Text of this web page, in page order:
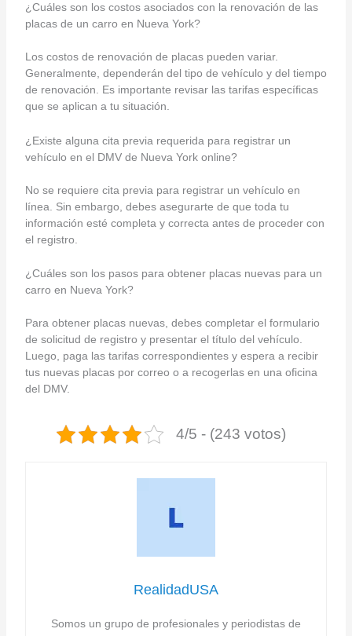
¿Cuáles son los costos asociados con la renovación de las
placas de un carro en Nueva York?
Los costos de renovación de placas pueden variar.
Generalmente, dependerán del tipo de vehículo y del tiempo
de renovación. Es importante revisar las tarifas específicas
que se aplican a tu situación.
¿Existe alguna cita previa requerida para registrar un
vehículo en el DMV de Nueva York online?
No se requiere cita previa para registrar un vehículo en
línea. Sin embargo, debes asegurarte de que toda tu
información esté completa y correcta antes de proceder con
el registro.
¿Cuáles son los pasos para obtener placas nuevas para un
carro en Nueva York?
Para obtener placas nuevas, debes completar el formulario
de solicitud de registro y presentar el título del vehículo.
Luego, paga las tarifas correspondientes y espera a recibir
tus nuevas placas por correo o a recogerlas en una oficina
del DMV.
4/5 - (243 votos)
RealidadUSA
Somos un grupo de profesionales y periodistas de